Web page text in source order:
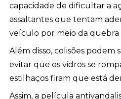
capacidade de dificultar a
assaltantes que tentam
veículo por meio da quebra
Além disso, colisões podem
evitar que os vidros se
estilhaços firam que está
Assim, a película